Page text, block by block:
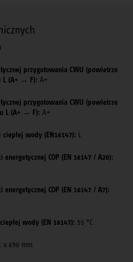
przygotowania CWU (powietrze
L (A+ → F): A+
przygotowania CWU (powietrze
L (A+ → F): A+
wody (EN16147): L
COP (EN 16147 / A20):
COP (EN 16147 / A7):
wody (EN 16147): 55 °C
x 690 mm